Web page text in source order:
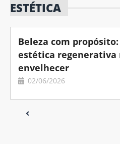
ESTÉTICA
Beleza com
estética regenerativa
envelhecer
02/06/2026